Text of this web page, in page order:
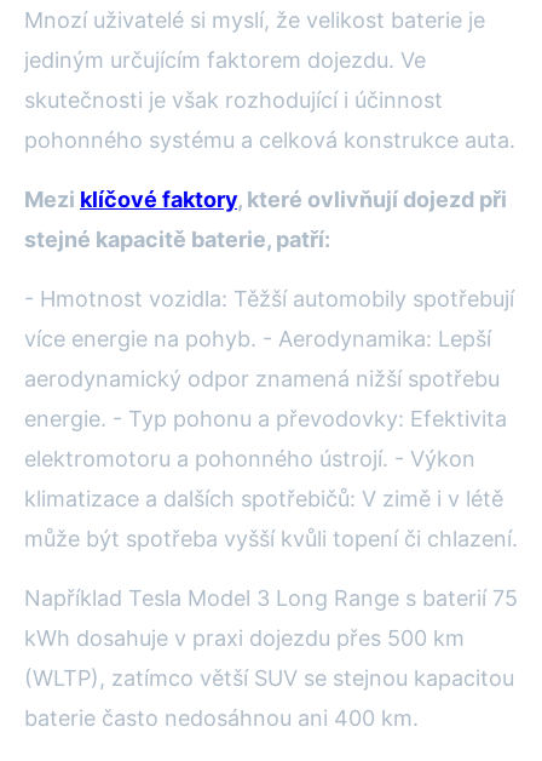
Mnozí uživatelé si myslí, že velikost baterie je
jediným určujícím faktorem dojezdu. Ve
skutečnosti je však rozhodující i účinnost
pohonného systému a celková konstrukce auta.
Mezi klíčové faktory, které ovlivňují dojezd při
stejné kapacitě baterie, patří:
- Hmotnost vozidla: Těžší automobily spotřebují
více energie na pohyb. - Aerodynamika: Lepší
aerodynamický odpor znamená nižší spotřebu
energie. - Typ pohonu a převodovky: Efektivita
elektromotoru a pohonného ústrojí. - Výkon
klimatizace a dalších spotřebičů: V zimě i v létě
může být spotřeba vyšší kvůli topení či chlazení.
Například Tesla Model 3 Long Range s baterií 75
kWh dosahuje v praxi dojezdu přes 500 km
(WLTP), zatímco větší SUV se stejnou kapacitou
baterie často nedosáhnou ani 400 km.